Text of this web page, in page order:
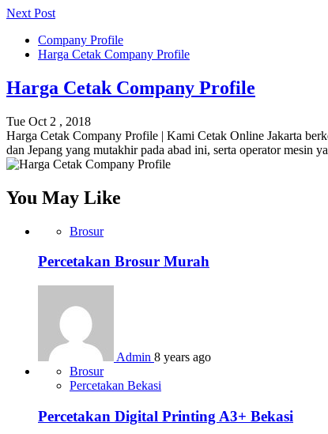
Next Post
Company Profile
Harga Cetak Company Profile
Harga Cetak Company Profile
Tue Oct 2 , 2018
Harga Cetak Company Profile | Kami Cetak Online Jakarta
dan Jepang yang mutakhir pada abad ini, serta operator
You May Like
Brosur
Percetakan Brosur Murah
Admin 8 years ago
Brosur
Percetakan Bekasi
Percetakan Digital Printing A3+ Bekasi